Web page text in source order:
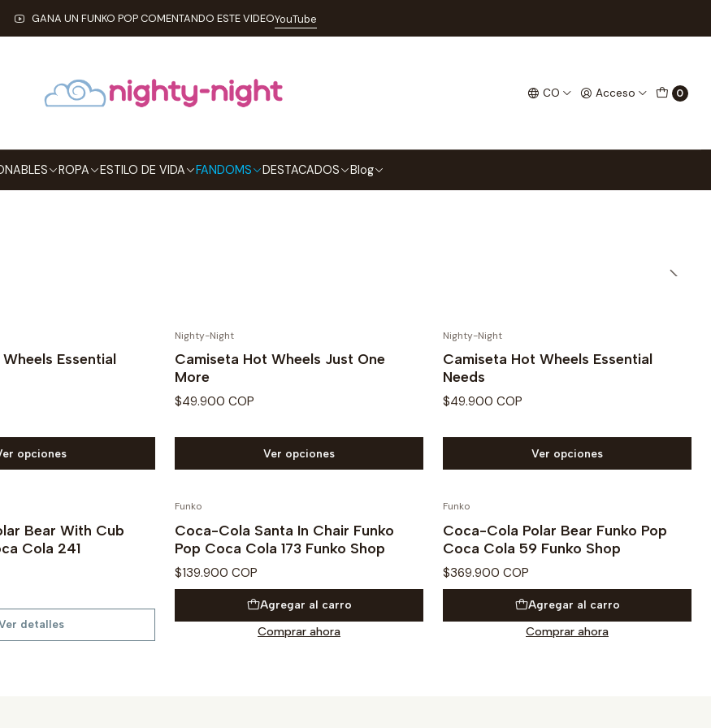
CO Acceso 0
ROPA ESTILO DE VIDA FANDOMS DESTACADOS Blog
GANA UN FUNKO POP COMENTANDO ESTE VIDEOYouTube
Inicio FANDOMS AD ICONS
AD ICONS
fan de las grandes marcas del mundo, en Nighty-Night encuentra lo
publicitarios que te gustan en una sola tienda
Essential
opciones
Nighty-Night
Camiseta Hot Wheels Just One
More
$49.900 COP
Ver opciones
Nighty-Night
Camiseta Hot Wheels Essential
Needs
$49.900 COP
Ver opciones
Bear With Cub
Cola 241
detalles
Funko
Coca-Cola Santa In Chair Funko
Pop Coca Cola 173 Funko Shop
$139.900 COP
Agregar al carro
Comprar ahora
Funko
Coca-Cola Polar Bear Funko Pop
Coca Cola 59 Funko Shop
$369.900 COP
Agregar al carro
Comprar ahora